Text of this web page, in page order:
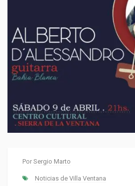
Por Sergio Marto
Noticias de Villa Ventana